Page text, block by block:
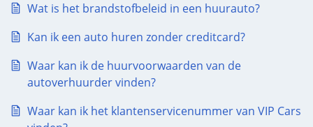
Wat is het brandstofbeleid in een huurauto?
Kan ik een auto huren zonder creditcard?
Waar kan ik de huurvoorwaarden van de
autoverhuurder vinden?
Waar kan ik het klantenservicenummer van VIP Cars